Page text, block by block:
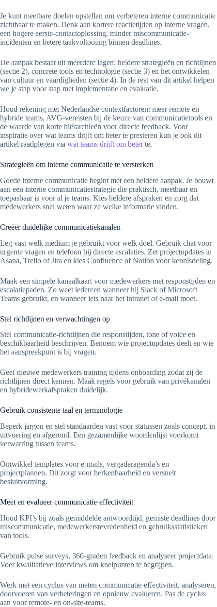
Je kunt meetbare doelen opstellen om verbeteren interne communicatie
zichtbaar te maken. Denk aan kortere reactietijden op interne vragen,
een hogere eerste-contactoplossing, minder miscommunicatie-
incidenten en betere taakvoltooiing binnen deadlines.
De aanpak bestaat uit meerdere lagen: heldere strategieën en richtlijnen
(sectie 2), concrete tools en technologie (sectie 3) en het ontwikkelen
van cultuur en vaardigheden (sectie 4). In de rest van dit artikel helpen
we je stap voor stap met implementatie en evaluatie.
Houd rekening met Nederlandse contextfactoren: meer remote en
hybride teams, AVG-vereisten bij de keuze van communicatietools en
de waarde van korte hiërarchieën voor directe feedback. Voor
inspiratie over wat teams drijft om beter te presteren kun je ook dit
artikel raadplegen via wat teams drijft om beterte.
Strategieën om interne communicatie te versterken
Goede interne communicatie begint met een heldere aanpak. Je bouwt
aan een interne communicatiestrategie die praktisch, meetbaar en
toepasbaar is voor al je teams. Kies heldere afspraken en zorg dat
medewerkers snel weten waar ze welke informatie vinden.
Creëer duidelijke communicatiekanalen
Leg vast welk medium je gebruikt voor welk doel. Gebruik chat voor
urgente vragen en telefoon bij directe escalaties. Zet projectupdates in
Asana, Trello of Jira en kies Confluence of Notion voor kennisdeling.
Maak een simpele kanaalkaart voor medewerkers met responstijden en
escalatiepaden. Zo weet iedereen wanneer hij Slack of Microsoft
Teams gebruikt, en wanneer iets naar het intranet of e-mail moet.
Stel richtlijnen en verwachtingen op
Stel communicatie-richtlijnen die responstijden, tone of voice en
beschikbaarheid beschrijven. Benoem wie projectupdates deelt en wie
het aanspreekpunt is bij vragen.
Geef nieuwe medewerkers training tijdens onboarding zodat zij de
richtlijnen direct kennen. Maak regels voor gebruik van privékanalen
en hybridewerkafspraken duidelijk.
Gebruik consistente taal en terminologie
Beperk jargon en stel standaarden vast voor statussen zoals concept, in
uitvoering en afgerond. Een gezamenlijke woordenlijst voorkomt
verwarring tussen teams.
Ontwikkel templates voor e-mails, vergaderagenda’s en
projectplannen. Dit zorgt voor herkenbaarheid en versnelt
besluitvorming.
Meet en evalueer communicatie-effectiviteit
Houd KPI’s bij zoals gemiddelde antwoordtijd, gemiste deadlines door
miscommunicatie, medewerkerstevredenheid en gebruiksstatistieken
van tools.
Gebruik pulse surveys, 360-graden feedback en analyseer projectdata.
Voer kwalitatieve interviews om knelpunten te begrijpen.
Werk met een cyclus van meten communicatie-effectiviteit, analyseren,
doorvoeren van verbeteringen en opnieuw evalueren. Pas de cyclus
aan voor remote- en on-site-teams.